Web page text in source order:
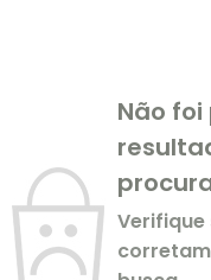
Não